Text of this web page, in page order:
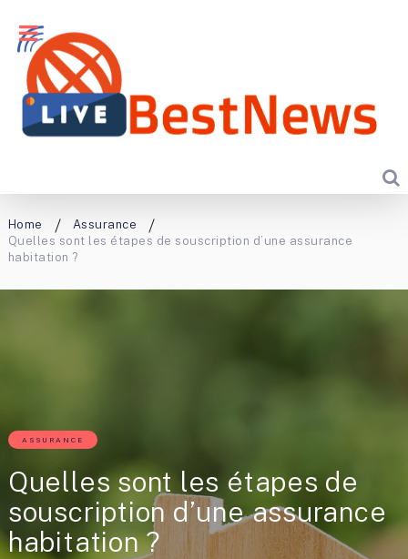
Home
Assurance
Quelles sont les étapes de souscription d’une assurance
habitation ?
ASSURANCE
Quelles sont les étapes de
souscription d’une assurance
habitation ?